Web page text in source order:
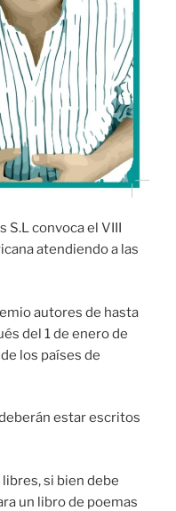
convoca el VIII
atendiendo a las
autores de hasta
del 1 de enero de
los países de
estar escritos
si bien debe
un libro de poemas